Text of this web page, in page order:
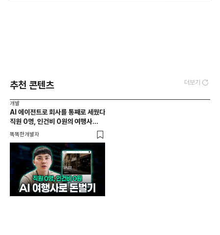
추천 콘텐츠 더보기
개발
AI 에이전트로 회사를 통째로 세웠다
직원 0명, 인건비 0원의 여행사
제작기
똑똑한개발자